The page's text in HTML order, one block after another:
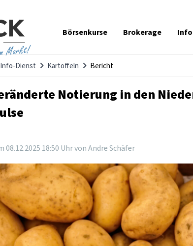
Markt!
Navigation
Börsenkurse Brokerage
Info-Dienst Kartoffeln Bericht
Notierung in den
08.12.2025 18:50 Uhrvon Andre Schäfer